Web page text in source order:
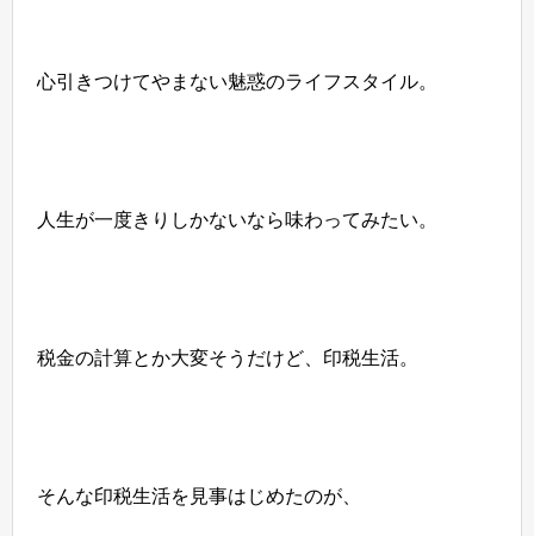
心引きつけてやまない魅惑のライフスタイル。
人生が一度きりしかないなら味わってみたい。
税金の計算とか大変そうだけど、印税生活。
そんな印税生活を見事はじめたのが、